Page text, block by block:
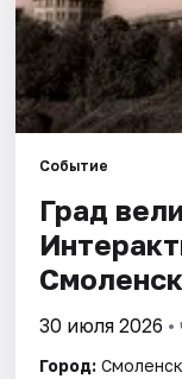
Событие
Град
30 июля 2026
Город: Смоленск